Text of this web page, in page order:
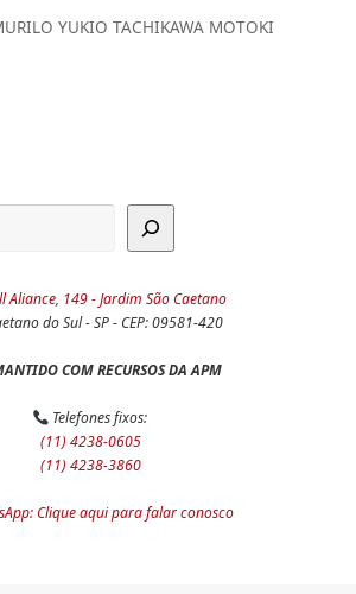
YUKIO TACHIKAWA MOTOKI
Aliance, 149 - Jardim São Caetano
do Sul - SP - CEP: 09581-420
COM RECURSOS DA APM
Telefones fixos:
(11) 4238-0605
(11) 4238-3860
Clique aqui para falar conosco